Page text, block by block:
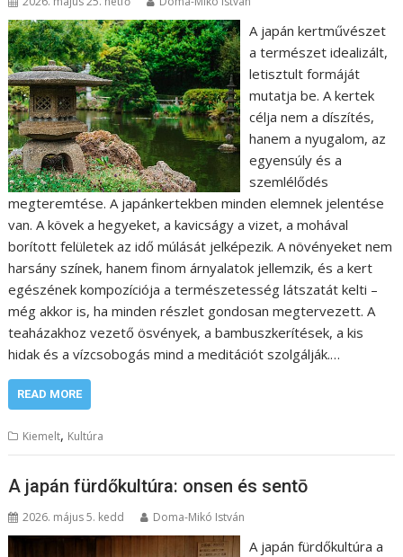
A japán kertművészet
a természet idealizált,
letisztult formáját
mutatja be. A kertek
célja nem a díszítés,
hanem a nyugalom, az
egyensúly és a
szemlélődés
megteremtése. A japánkertekben minden elemnek jelentése
van. A kövek a hegyeket, a kavicságy a vizet, a mohával
borított felületek az idő múlását jelképezik. A növényeket nem
harsány színek, hanem finom árnyalatok jellemzik, és a kert
egészének kompozíciója a természetesség látszatát kelti –
még akkor is, ha minden részlet gondosan megtervezett. A
teaházakhoz vezető ösvények, a bambuszkerítések, a kis
hidak és a vízcsobogás mind a meditációt szolgálják.…
READ MORE
Kiemelt, Kultúra
A japán fürdőkultúra: onsen és sentō
2026. május 5. kedd Doma-Mikó István
A japán fürdőkultúra a